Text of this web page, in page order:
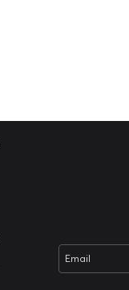
Email